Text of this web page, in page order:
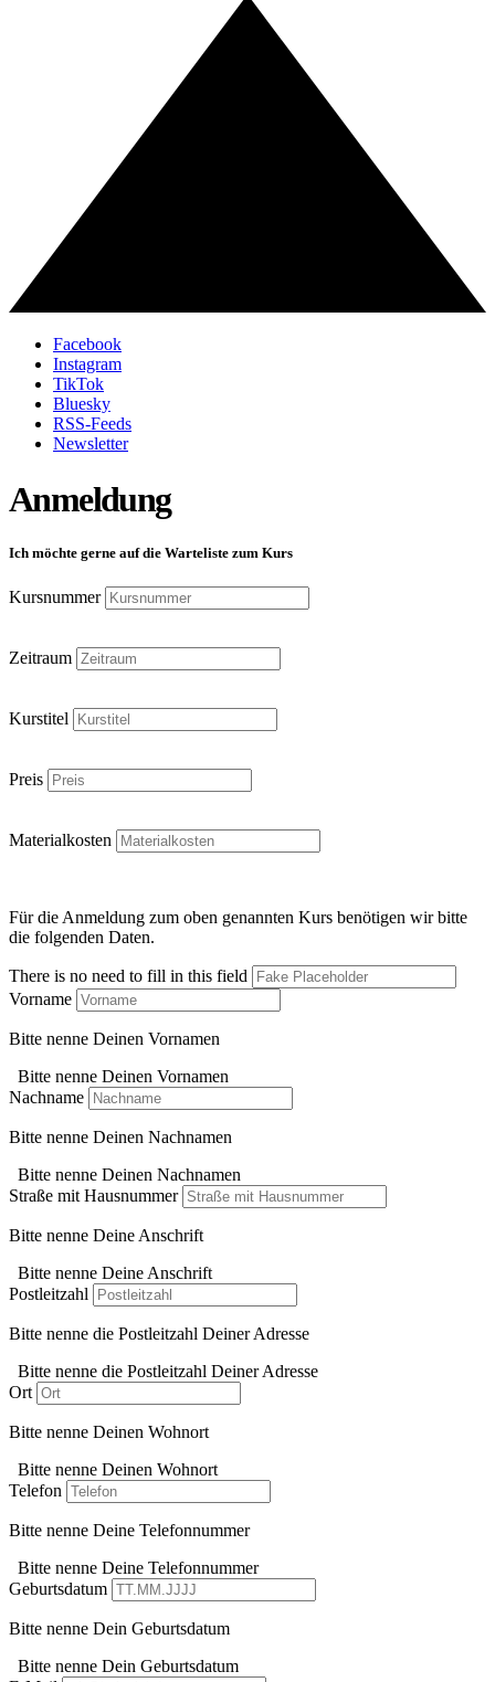
Facebook
Instagram
TikTok
Bluesky
RSS-Feeds
Newsletter
Anmeldung
Ich möchte gerne auf die Warteliste zum Kurs
Kursnummer
Zeitraum
Kurstitel
Preis
Materialkosten
Für die Anmeldung zum oben genannten Kurs benötigen wir bitte
die folgenden Daten.
There is no need to fill in this field
Vorname
Bitte nenne Deinen Vornamen
Bitte nenne Deinen Vornamen
Nachname
Bitte nenne Deinen Nachnamen
Bitte nenne Deinen Nachnamen
Straße mit Hausnummer
Bitte nenne Deine Anschrift
Bitte nenne Deine Anschrift
Postleitzahl
Bitte nenne die Postleitzahl Deiner Adresse
Bitte nenne die Postleitzahl Deiner Adresse
Ort
Bitte nenne Deinen Wohnort
Bitte nenne Deinen Wohnort
Telefon
Bitte nenne Deine Telefonnummer
Bitte nenne Deine Telefonnummer
Geburtsdatum
Bitte nenne Dein Geburtsdatum
Bitte nenne Dein Geburtsdatum